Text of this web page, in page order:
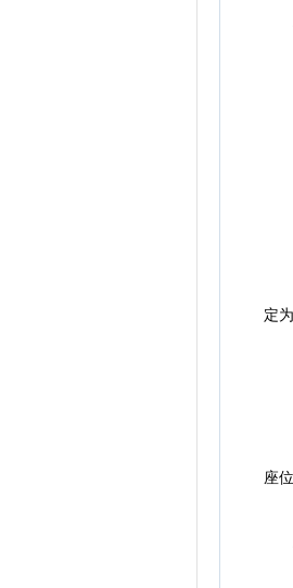
解
定
考
例
座